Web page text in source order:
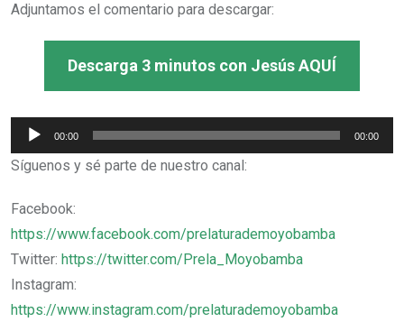
Adjuntamos el comentario para descargar:
Descarga 3 minutos con Jesús AQUÍ
Reproductor
de
audio
00:00 00:00
Síguenos y sé parte de nuestro canal:
Facebook:
https://www.facebook.com/prelaturademoyobamba
Twitter: https://twitter.com/Prela_Moyobamba
Instagram:
https://www.instagram.com/prelaturademoyobamba